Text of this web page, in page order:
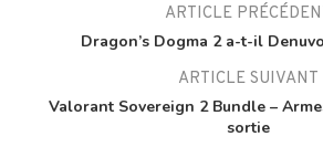
ARTICLE
Dragon’s Dogma 2 a-t-il
ARTICLE SUIVANT
Valorant Sovereign 2 Bundle –
sortie